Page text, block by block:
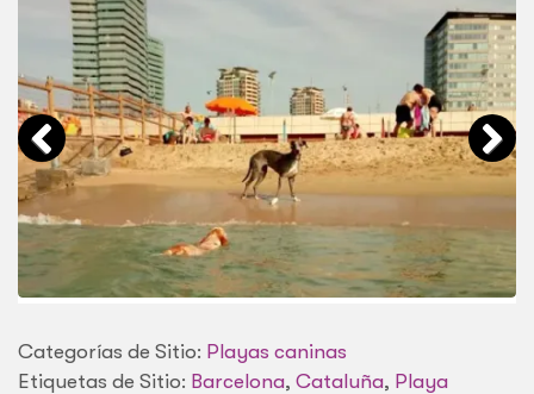
Categorías de Sitio: Playas caninas
Etiquetas de Sitio: Barcelona, Cataluña, Playa